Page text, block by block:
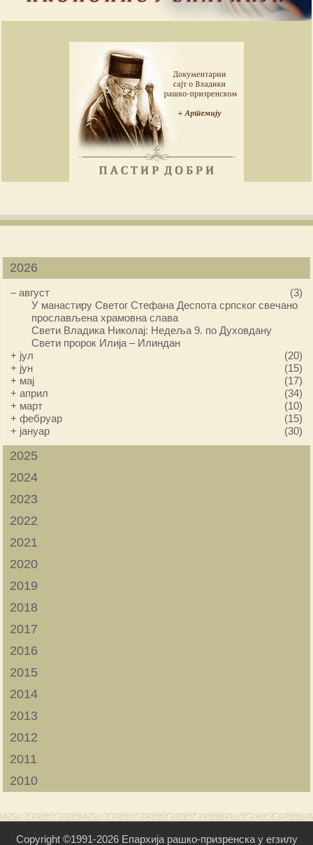
2026
–август
(3)
У манастиру Светог Стефана Деспота српског свечано
прослављена храмовна слава
Свети Владика Николај: Недеља 9. по Духовдану
Свети пророк Илија – Илиндан
+ јул
(20)
+ јун
(15)
+ мај
(17)
+април
(34)
+ март
(10)
+фебруар
(15)
+ јануар (30)
2025
2024
2023
2022
2021
2020
2019
2018
2017
2016
2015
2014
2013
2012
2011
2010
Copyright ©1991-2026 Епархија рашко-призренска у егзилу